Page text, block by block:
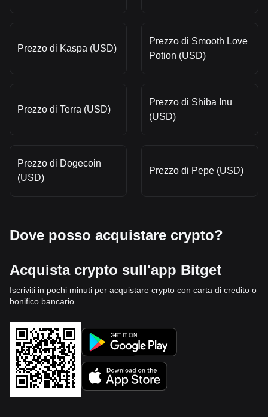
Prezzo di Kaspa (USD)
Prezzo di Smooth Love
Potion (USD)
Prezzo di Terra (USD)
Prezzo di Shiba Inu
(USD)
Prezzo di Dogecoin
(USD)
Prezzo di Pepe (USD)
Dove posso acquistare crypto?
Acquista crypto sull'app Bitget
Iscriviti in pochi minuti per acquistare crypto con carta di credito o
bonifico bancario.